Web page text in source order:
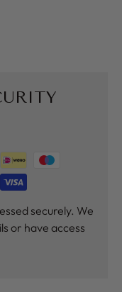
securely. We
or have access